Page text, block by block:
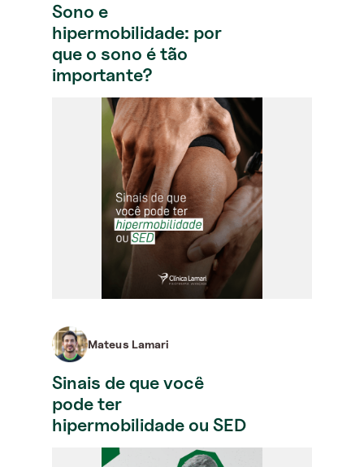
Sono e
hipermobilidade: por
que o sono é tão
importante?
Mateus Lamari
Sinais de que você
pode ter
hipermobilidade ou SED